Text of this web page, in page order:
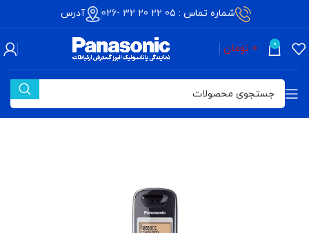
شماره تماس : 05 22 20 32 -026 آدرس
0
0 تومان